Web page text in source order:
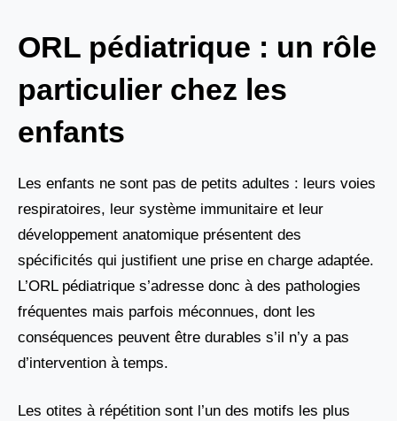
ORL pédiatrique : un rôle
particulier chez les
enfants
Les enfants ne sont pas de petits adultes : leurs voies
respiratoires, leur système immunitaire et leur
développement anatomique présentent des
spécificités qui justifient une prise en charge adaptée.
L’ORL pédiatrique s’adresse donc à des pathologies
fréquentes mais parfois méconnues, dont les
conséquences peuvent être durables s’il n’y a pas
d’intervention à temps.
Les otites à répétition sont l’un des motifs les plus